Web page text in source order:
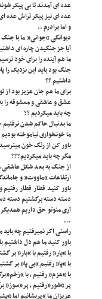
عده ای آمدند تا بی پیکر
عده ای نیز پیکر تراش عده
و اما برادرم ..
دیوانگی “جوانی” ما با
آیا جز جنگیدن چاره ای
ما هم آینده را برای خود
داشتیم ؟؟
برای ما هم جان عزیز بود
عشق و عاشقی و معشوقه را
چه باید میکردیم ؟؟
ما بدنبال حاکم شدن نرفتیم
ما خونخواری نیاموخته بودیم
باور کن از رنگ خون
مگر چه باید میکردیم؟؟؟
از جنگ به بعد شکل عاشقی
ارتفاعات “ماووت” و
باور کنید قطار قطار
دسته دسته برگشتیم دسته
آری منوتو حق داریم
…
راستی اگر نمیرفتیم چه باید
باور کنید ما هم دل داشتیم
با “یار” رفتیم با “بار” بر
با “پا” رفتیم “بی پا” بر
با “عزم” رفتیم ، با
پر “شور”رفتیم ، پر”سوز”
عزیزان ما “پریشانیم اما